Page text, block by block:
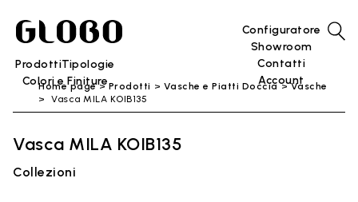
ProdottiTipologie
Colori e Finiture
Configuratore
Showroom
Contatti
Account
Home page Prodotti Vasche e Piatti Doccia
Vasche
Vasca MILA KOIB135
Vasca MILA KOIB135
Collezioni